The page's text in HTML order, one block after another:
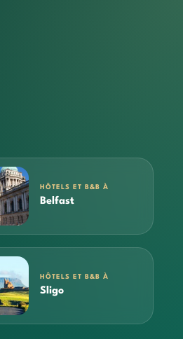
HÔTELS ET B&B À
Belfast
HÔTELS ET B&B À
Sligo